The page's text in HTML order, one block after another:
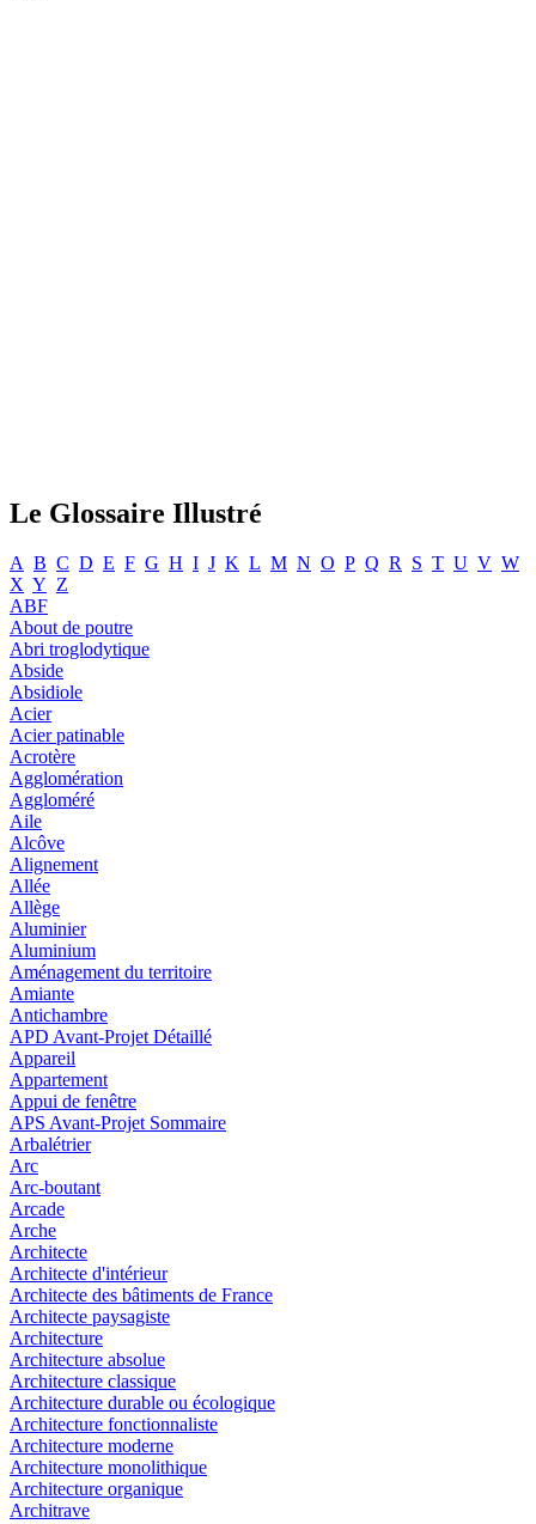
Le Glossaire Illustré
A B C D E F G H I J K L M N O P Q R S T U V W
X Y Z
ABF
About de poutre
Abri troglodytique
Abside
Absidiole
Acier
Acier patinable
Acrotère
Agglomération
Aggloméré
Aile
Alcôve
Alignement
Allée
Allège
Aluminier
Aluminium
Aménagement du territoire
Amiante
Antichambre
APD Avant-Projet Détaillé
Appareil
Appartement
Appui de fenêtre
APS Avant-Projet Sommaire
Arbalétrier
Arc
Arc-boutant
Arcade
Arche
Architecte
Architecte d'intérieur
Architecte des bâtiments de France
Architecte paysagiste
Architecture
Architecture absolue
Architecture classique
Architecture durable ou écologique
Architecture fonctionnaliste
Architecture moderne
Architecture monolithique
Architecture organique
Architrave